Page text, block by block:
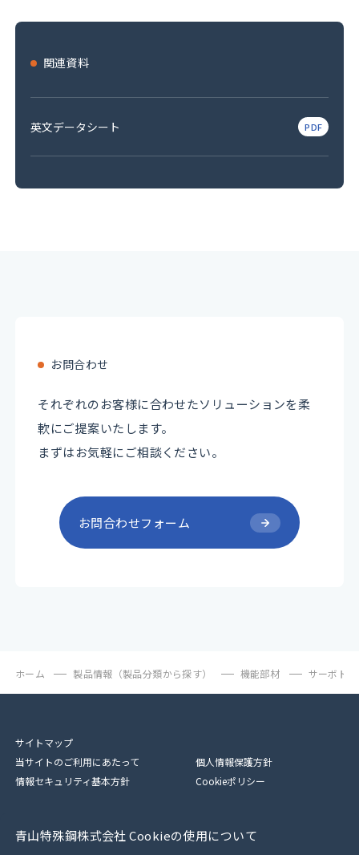
関連資料
英文データシート
お問合わせ
それぞれのお客様に合わせたソリューションを柔
軟にご提案いたします。
まずはお気軽にご相談ください。
お問合わせフォーム
ホーム 製品情報（製品分類から探す） 機能部材 サーボド
サイトマップ
当サイトのご利用にあたって
個人情報保護方針
情報セキュリティ基本方針
Cookieポリシー
青山特殊鋼株式会社 Cookieの使用について